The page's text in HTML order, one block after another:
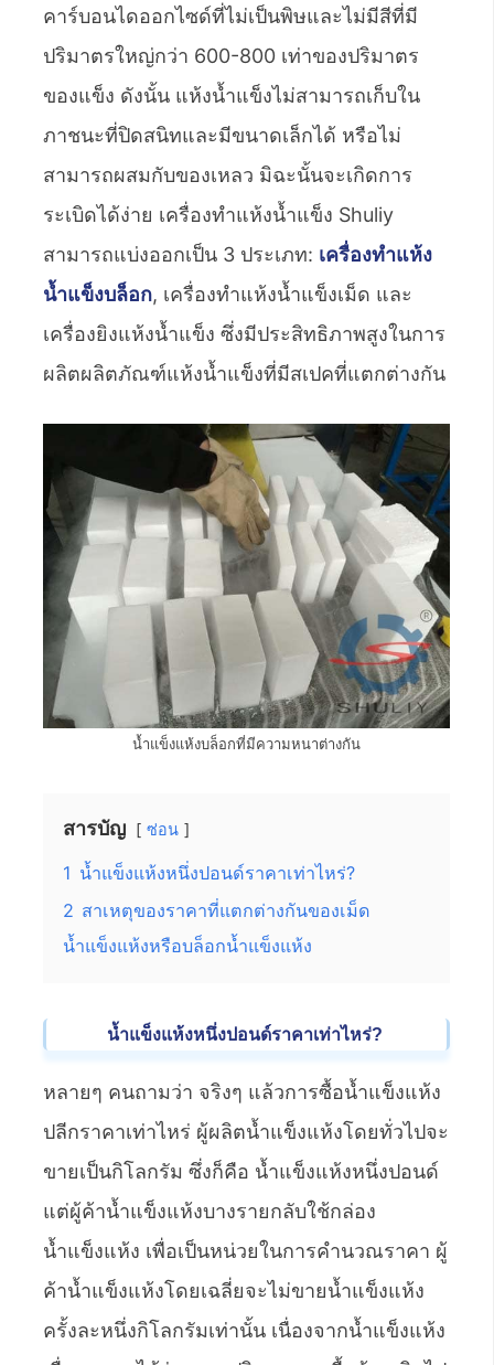
คาร์บอนไดออกไซด์ที่ไม่เป็นพิษและไม่มีสีที่มี
ปริมาตรใหญ่กว่า 600-800 เท่าของปริมาตร
ของแข็ง ดังนั้น แห้งน้ำแข็งไม่สามารถเก็บใน
ภาชนะที่ปิดสนิทและมีขนาดเล็กได้ หรือไม่
สามารถผสมกับของเหลว มิฉะนั้นจะเกิดการ
ระเบิดได้ง่าย เครื่องทำแห้งน้ำแข็ง Shuliy
สามารถแบ่งออกเป็น 3 ประเภท: เครื่องทำแห้ง
น้ำแข็งบล็อก, เครื่องทำแห้งน้ำแข็งเม็ด และ
เครื่องยิงแห้งน้ำแข็ง ซึ่งมีประสิทธิภาพสูงในการ
ผลิตผลิตภัณฑ์แห้งน้ำแข็งที่มีสเปคที่แตกต่างกัน
น้ำแข็งแห้งบล็อกที่มีความหนาต่างกัน
สารบัญ ซ่อน
1 น้ำแข็งแห้งหนึ่งปอนด์ราคาเท่าไหร่?
2 สาเหตุของราคาที่แตกต่างกันของเม็ด
น้ำแข็งแห้งหรือบล็อกน้ำแข็งแห้ง
น้ำแข็งแห้งหนึ่งปอนด์ราคาเท่าไหร่?
หลายๆ คนถามว่า จริงๆ แล้วการซื้อน้ำแข็งแห้ง
ปลีกราคาเท่าไหร่ ผู้ผลิตน้ำแข็งแห้งโดยทั่วไปจะ
ขายเป็นกิโลกรัม ซึ่งก็คือ น้ำแข็งแห้งหนึ่งปอนด์
แต่ผู้ค้าน้ำแข็งแห้งบางรายกลับใช้กล่อง
น้ำแข็งแห้ง เพื่อเป็นหน่วยในการคำนวณราคา ผู้
ค้าน้ำแข็งแห้งโดยเฉลี่ยจะไม่ขายน้ำแข็งแห้ง
ครั้งละหนึ่งกิโลกรัมเท่านั้น เนื่องจากน้ำแข็งแห้ง